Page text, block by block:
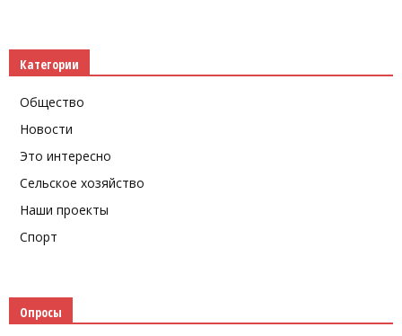
Категории
Общество
Новости
Это интересно
Сельское хозяйство
Наши проекты
Спорт
Опросы